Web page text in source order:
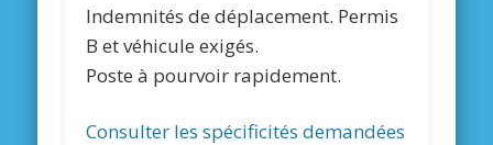
Indemnités de déplacement. Permis
B et véhicule exigés.
Poste à pourvoir rapidement.
Consulter les spécificités demandées